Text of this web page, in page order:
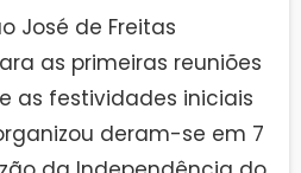
José de Freitas
as primeiras reuniões
as festividades iniciais
deram-se em 7